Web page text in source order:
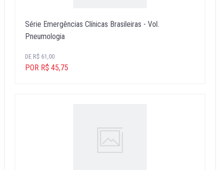
Série Emergências Clínicas Brasileiras - Vol.
Pneumologia
DE R$ 61,00
POR R$ 45,75